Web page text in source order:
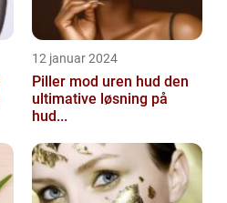
12 januar 2024
Piller mod uren hud den
ultimative løsning på
hud...